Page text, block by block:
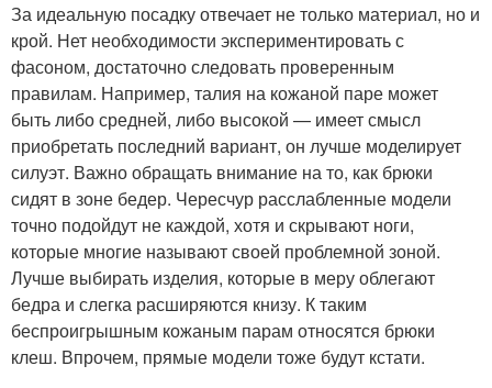
За идеальную посадку отвечает не только материал, но и
крой. Нет необходимости экспериментировать с
фасоном, достаточно следовать проверенным
правилам. Например, талия на кожаной паре может
быть либо средней, либо высокой — имеет смысл
приобретать последний вариант, он лучше моделирует
силуэт. Важно обращать внимание на то, как брюки
сидят в зоне бедер. Чересчур расслабленные модели
точно подойдут не каждой, хотя и скрывают ноги,
которые многие называют своей проблемной зоной.
Лучше выбирать изделия, которые в меру облегают
бедра и слегка расширяются книзу. К таким
беспроигрышным кожаным парам относятся брюки
клеш. Впрочем, прямые модели тоже будут кстати.